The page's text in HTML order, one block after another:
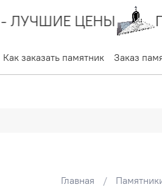
ЦЕНЫ ПРИ
Как заказать памятник Заказ
Главная